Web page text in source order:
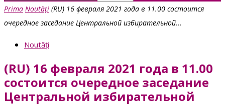
Prima Noutăți (RU) 16 февраля 2021 года в 11.00 состоится
очередное заседание Центральной избирательной...
Noutăți
(RU) 16 февраля 2021 года в 11.00
состоится очередное заседание
Центральной избирательной